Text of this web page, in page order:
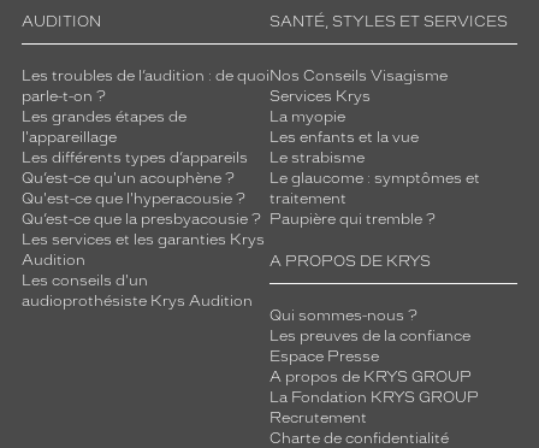
AUDITION
Les troubles de l’audition : de quoi
parle-t-on ?
Les grandes étapes de
l'appareillage
Les différents types d’appareils
Qu’est-ce qu'un acouphène ?
Qu'est-ce que l'hyperacousie ?
Qu’est-ce que la presbyacousie ?
Les services et les garanties Krys
Audition
Les conseils d'un
audioprothésiste Krys Audition
SANTÉ, STYLES ET SERVICES
Nos Conseils Visagisme
Services Krys
La myopie
Les enfants et la vue
Le strabisme
Le glaucome : symptômes et
traitement
Paupière qui tremble ?
A PROPOS DE KRYS
Qui sommes-nous ?
Les preuves de la confiance
Espace Presse
A propos de KRYS GROUP
La Fondation KRYS GROUP
Recrutement
Charte de confidentialité